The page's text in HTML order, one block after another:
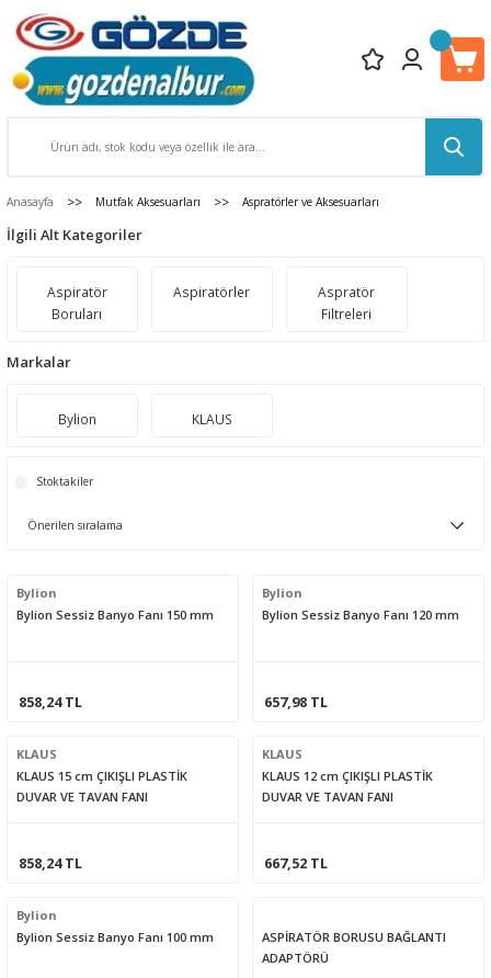
Anasayfa Mutfak Aksesuarları Aspratörler ve Aksesuarları
İlgili Alt Kategoriler
Aspiratör
Boruları
Aspiratörler
Aspratör
Filtreleri
Markalar
Bylion KLAUS
Stoktakiler
Bylion
Bylion Sessiz Banyo Fanı 150 mm
858,24 TL
Bylion
Bylion Sessiz Banyo Fanı 120 mm
657,98 TL
KLAUS
KLAUS 15 cm ÇIKIŞLI PLASTİK
DUVAR VE TAVAN FANI
858,24 TL
KLAUS
KLAUS 12 cm ÇIKIŞLI PLASTİK
DUVAR VE TAVAN FANI
667,52 TL
Bylion
Bylion Sessiz Banyo Fanı 100 mm
ASPİRATÖR BORUSU BAĞLANTI
ADAPTÖRÜ